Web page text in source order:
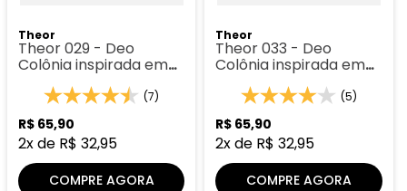
Theor
Theor 029 - Deo
Colônia inspirada em
Acqua di Giò
(7)
R$ 65,90
2x de R$ 32,95
COMPRE AGORA
Theor
Theor 033 - Deo
Colônia inspirada em
Amarige
(5)
R$ 65,90
2x de R$ 32,95
COMPRE AGORA